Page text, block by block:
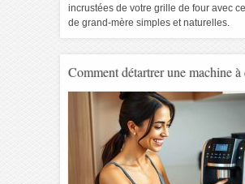
incrustées de votre grille de four avec
de grand-mère simples et naturelles.
Comment détartrer une machine à